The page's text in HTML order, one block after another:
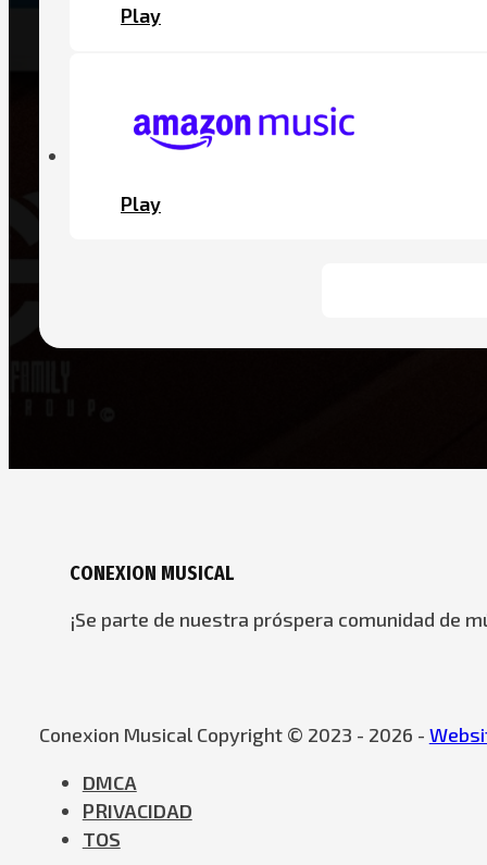
Play
Play
CONEXION MUSICAL
¡Se parte de nuestra próspera comunidad de
Conexion Musical Copyright © 2023 - 2026 -
DMCA
PRIVACIDAD
TOS